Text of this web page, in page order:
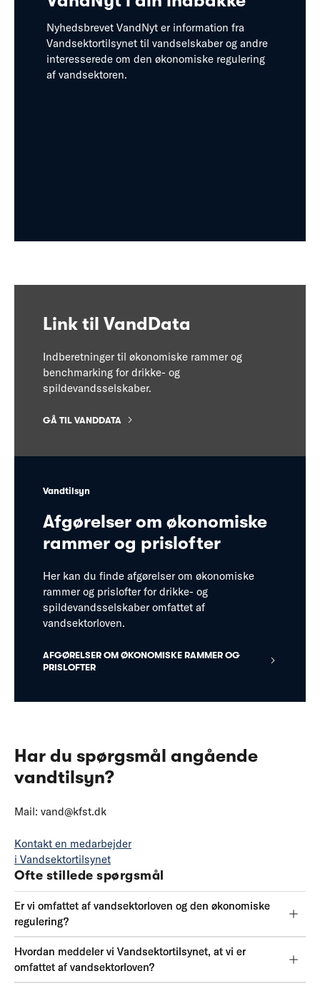
Nyhedsbrevet VandNyt er information fra
Vandsektortilsynet til vandselskaber og andre
interesserede om den økonomiske regulering
af vandsektoren.
Link til VandData
Indberetninger til økonomiske rammer og
benchmarking for drikke- og
spildevandsselskaber.
GÅ TIL VANDDATA
Vandtilsyn
Afgørelser om økonomiske
rammer og prislofter
Her kan du finde afgørelser om økonomiske
rammer og prislofter for drikke- og
spildevandsselskaber omfattet af
vandsektorloven.
AFGØRELSER OM ØKONOMISKE RAMMER OG
PRISLOFTER
Har du spørgsmål angående
vandtilsyn?
Mail: vand@kfst.dk
Kontakt en medarbejder
i Vandsektortilsynet
Ofte stillede spørgsmål
Er vi omfattet af vandsektorloven og den økonomiske
regulering?
Hvordan meddeler vi Vandsektortilsynet, at vi er
omfattet af vandsektorloven?